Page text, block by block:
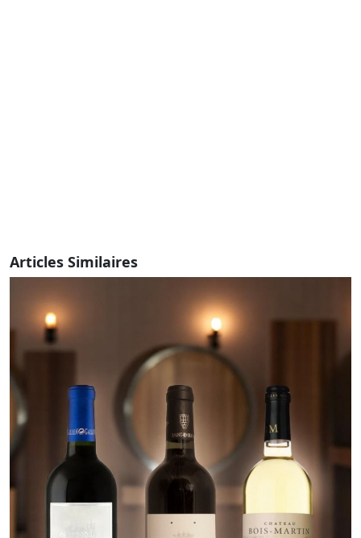
Articles Similaires